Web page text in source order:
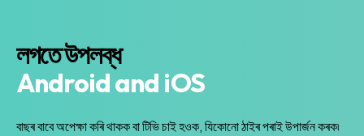
লগতে উপলব্ধ
Android and iOS
বাছৰ বাবে অপেক্ষা কৰি থাকক বা টিভি চাই হওক, যিকোনো ঠাইৰ পৰাই উপাৰ্জন কৰক৷